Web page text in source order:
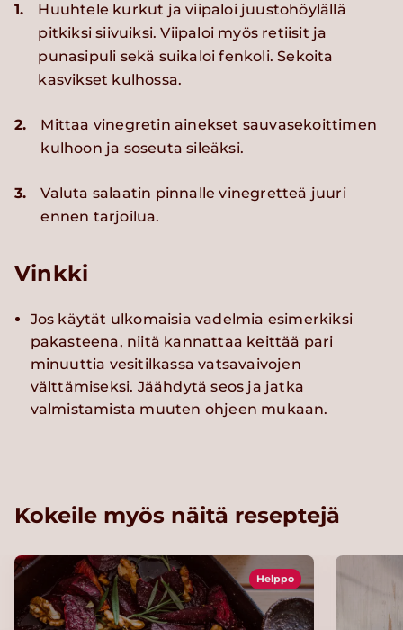
1.
Huuhtele kurkut ja viipaloi juustohöylällä
pitkiksi siivuiksi. Viipaloi myös retiisit ja
punasipuli sekä suikaloi fenkoli. Sekoita
kasvikset kulhossa.
2.
Mittaa vinegretin ainekset sauvasekoittimen
kulhoon ja soseuta sileäksi.
3.
Valuta salaatin pinnalle vinegretteä juuri
ennen tarjoilua.
Vinkki
Jos käytät ulkomaisia vadelmia esimerkiksi
pakasteena, niitä kannattaa keittää pari
minuuttia vesitilkassa vatsavaivojen
välttämiseksi. Jäähdytä seos ja jatka
valmistamista muuten ohjeen mukaan.
Kokeile myös näitä reseptejä
Helppo